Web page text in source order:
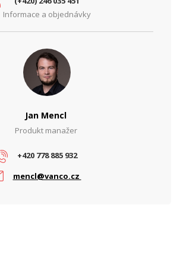
Informace a objednávky
Jan Mencl
Produkt manažer
+420 778 885 932
mencl@vanco.cz